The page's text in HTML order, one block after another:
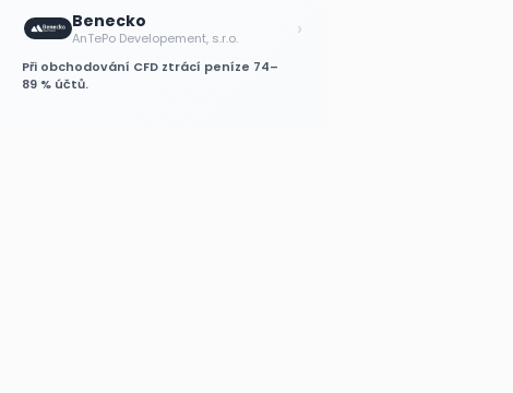
Benecko
AnTePo Developement, s.r.o. ›
Při obchodování CFD ztrácí peníze 74–
89 % účtů.